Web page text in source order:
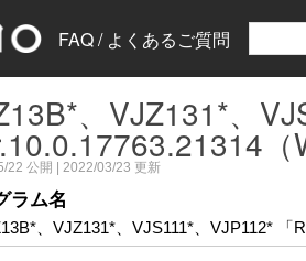
FAQ / よくあるご質問
、VJZ131*、
22 公開 | 2022/03/23 更新
ラム名
、VJZ131*、VJS111*、VJP112* 「